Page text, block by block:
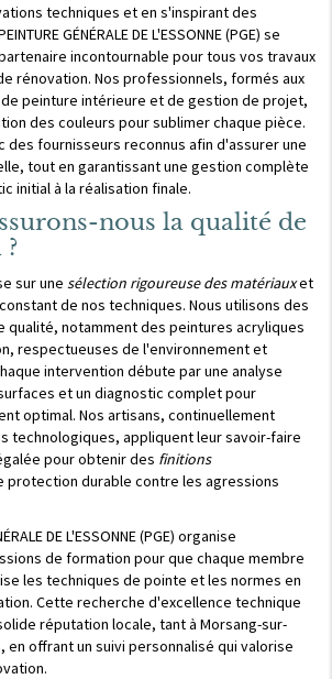
techniques et en s'inspirant des
GÉNÉRALE DE L'ESSONNE (PGE) se
incontournable pour tous vos travaux
rénovation. Nos professionnels, formés aux
peinture intérieure et de gestion de projet,
des couleurs pour sublimer chaque pièce.
des fournisseurs reconnus afin d'assurer une
tout en garantissant une gestion complète
initial à la réalisation finale.
nous la qualité de
sur une sélection rigoureuse des matériauxet
de nos techniques. Nous utilisons des
qualité, notamment des peintures acryliques
respectueuses de l'environnement et
intervention débute par une analyse
et un diagnostic complet pour
optimal. Nos artisans, continuellement
technologiques, appliquent leur savoir-faire
pour obtenir des finitions
protection durable contre les agressions
DE L'ESSONNE (PGE) organise
de formation pour que chaque membre
les techniques de pointe et les normes en
Cette recherche d'excellence technique
réputation locale, tant à Morsang-sur-
en offrant un suivi personnalisé qui valorise